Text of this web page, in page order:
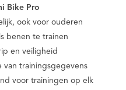
Bike Pro
ook voor ouderen
benen te trainen
en veiligheid
van trainingsgegevens
voor trainingen op elk